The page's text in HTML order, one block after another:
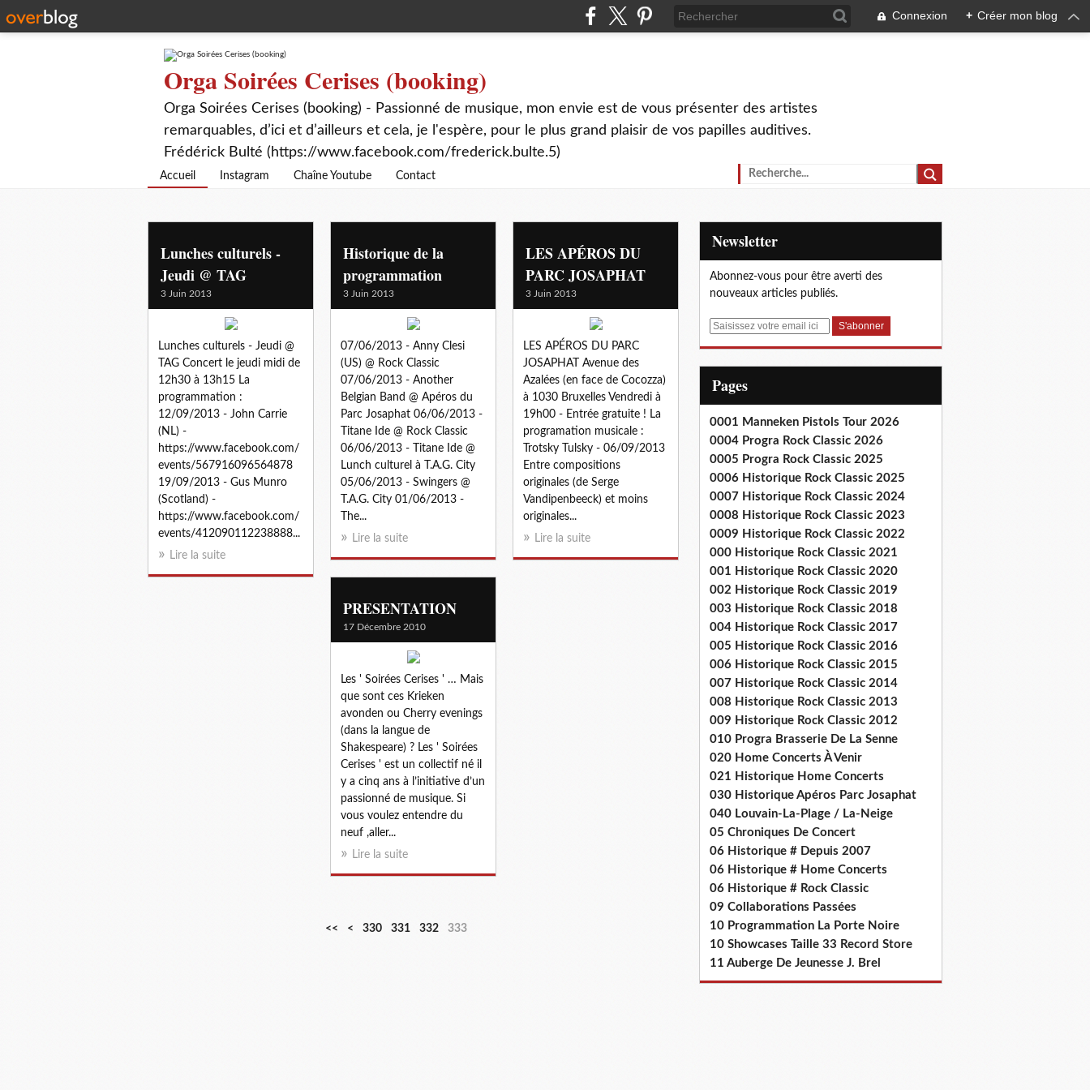
Connexion + Créer mon blog
Orga Soirées Cerises (booking)
Orga Soirées Cerises (booking) - Passionné de musique, mon envie est de vous présenter des artistes
remarquables, d’ici et d’ailleurs et cela, je l'espère, pour le plus grand plaisir de vos papilles auditives.
Frédérick Bulté (https://www.facebook.com/frederick.bulte.5)
Accueil Instagram Chaîne Youtube Contact
Lunches culturels -
Jeudi @ TAG
3 Juin 2013
Lunches culturels - Jeudi @
TAG Concert le jeudi midi de
12h30 à 13h15 La
programmation :
12/09/2013 - John Carrie
(NL) -
https://www.facebook.com/
events/567916096564878
19/09/2013 - Gus Munro
(Scotland) -
https://www.facebook.com/
events/412090112238888...
Lire la suite
Historique de la
programmation
3 Juin 2013
07/06/2013 - Anny Clesi
(US) @ Rock Classic
07/06/2013 - Another
Belgian Band @ Apéros du
Parc Josaphat 06/06/2013 -
Titane Ide @ Rock Classic
06/06/2013 - Titane Ide @
Lunch culturel à T.A.G. City
05/06/2013 - Swingers @
T.A.G. City 01/06/2013 -
The...
Lire la suite
LES APÉROS DU
PARC JOSAPHAT
3 Juin 2013
LES APÉROS DU PARC
JOSAPHAT Avenue des
Azalées (en face de Cocozza)
à 1030 Bruxelles Vendredi à
19h00 - Entrée gratuite ! La
programation musicale :
Trotsky Tulsky - 06/09/2013
Entre compositions
originales (de Serge
Vandipenbeeck) et moins
originales...
Lire la suite
PRESENTATION
17 Décembre 2010
Les ' Soirées Cerises ' … Mais
que sont ces Krieken
avonden ou Cherry evenings
(dans la langue de
Shakespeare) ? Les ' Soirées
Cerises ' est un collectif né il
y a cinq ans à l’initiative d’un
passionné de musique. Si
vous voulez entendre du
neuf ,aller...
Lire la suite
<< <
3
3
3
330 331 332 333
Newsletter
Abonnez-vous pour être averti des
nouveaux articles publiés.
E
Pages
0001 Manneken Pistols Tour 2026
0004 Progra Rock Classic 2026
0005 Progra Rock Classic 2025
0006 Historique Rock Classic 2025
0007 Historique Rock Classic 2024
0008 Historique Rock Classic 2023
0009 Historique Rock Classic 2022
000 Historique Rock Classic 2021
001 Historique Rock Classic 2020
002 Historique Rock Classic 2019
003 Historique Rock Classic 2018
004 Historique Rock Classic 2017
005 Historique Rock Classic 2016
006 Historique Rock Classic 2015
007 Historique Rock Classic 2014
008 Historique Rock Classic 2013
009 Historique Rock Classic 2012
010 Progra Brasserie De La Senne
020 Home Concerts À Venir
021 Historique Home Concerts
030 Historique Apéros Parc Josaphat
040 Louvain-La-Plage / La-Neige
05 Chroniques De Concert
06 Historique # Depuis 2007
06 Historique # Home Concerts
06 Historique # Rock Classic
09 Collaborations Passées
10 Programmation La Porte Noire
10 Showcases Taille 33 Record Store
11 Auberge De Jeunesse J. Brel